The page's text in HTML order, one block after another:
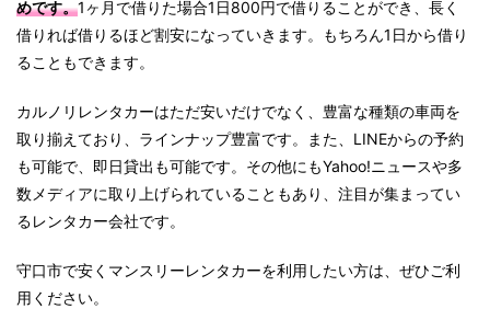
めです。1ヶ月で借りた場合1日800円で借りることができ、長く
借りれば借りるほど割安になっていきます。もちろん1日から借り
ることもできます。
カルノリレンタカーはただ安いだけでなく、豊富な種類の車両を
取り揃えており、ラインナップ豊富です。また、LINEからの予約
も可能で、即日貸出も可能です。 その他にもYahoo!ニュースや多
数メディアに取り上げられていることもあり、注目が集まってい
るレンタカー会社です。
守口市で安くマンスリーレンタカーを利用したい方は、ぜひご利
用ください。